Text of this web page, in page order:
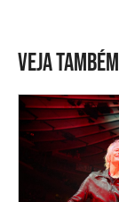
VEJA TAMBÉM